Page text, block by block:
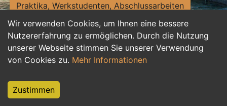
Wir verwenden Cookies, um Ihnen eine bessere
Nutzererfahrung zu ermöglichen. Durch die Nutzung
unserer Webseite stimmen Sie unserer Verwendung
von Cookies zu. Mehr Informationen
Zustimmen
Praktika, Werkstudenten, Abschlussarbeiten
Personalwesen Assistenz, Sekretariat
Hilfskräfte, Aushilfs- und Nebenjobs
Weiterbildung, Studium, duale Ausbildung